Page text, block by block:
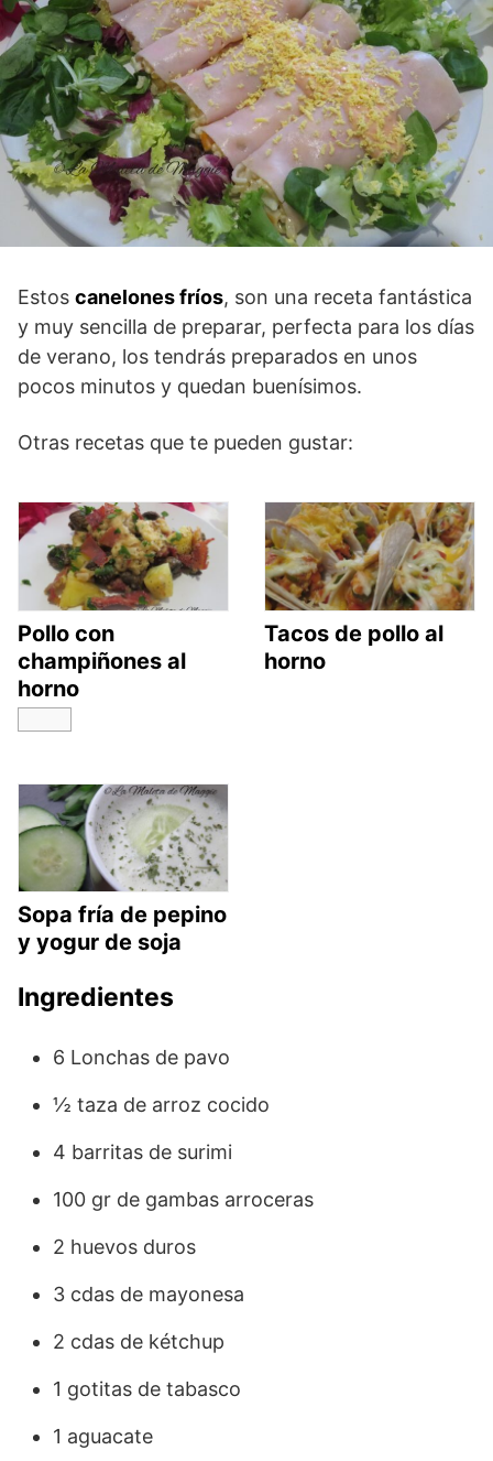
Estos canelones fríos, son una receta fantástica
y muy sencilla de preparar, perfecta para los días
de verano, los tendrás preparados en unos
pocos minutos y quedan buenísimos.
Otras recetas que te pueden gustar:
Pollo con
champiñones al
horno
Tacos de pollo al
horno
Sopa fría de pepino
y yogur de soja
Ingredientes
6 Lonchas de pavo
½ taza de arroz cocido
4 barritas de surimi
100 gr de gambas arroceras
2 huevos duros
3 cdas de mayonesa
2 cdas de kétchup
1 gotitas de tabasco
1 aguacate